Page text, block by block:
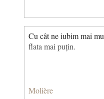
Cu cât ne iubim mai
flata mai puțin.
Molière